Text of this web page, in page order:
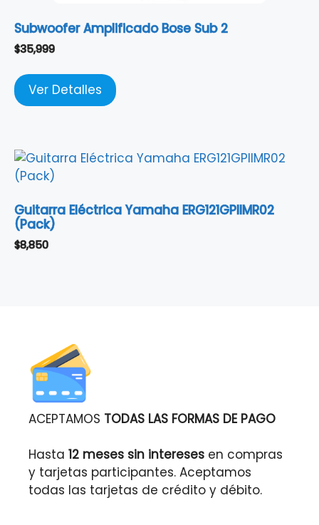
Subwoofer Amplificado Bose Sub 2
$35,999
Ver Detalles
Guitarra Eléctrica Yamaha ERG121GPIIMR02
(Pack)
$8,850
ACEPTAMOS TODAS LAS FORMAS DE PAGO
Hasta 12 meses sin intereses en compras
y tarjetas participantes. Aceptamos
todas las tarjetas de crédito y débito.